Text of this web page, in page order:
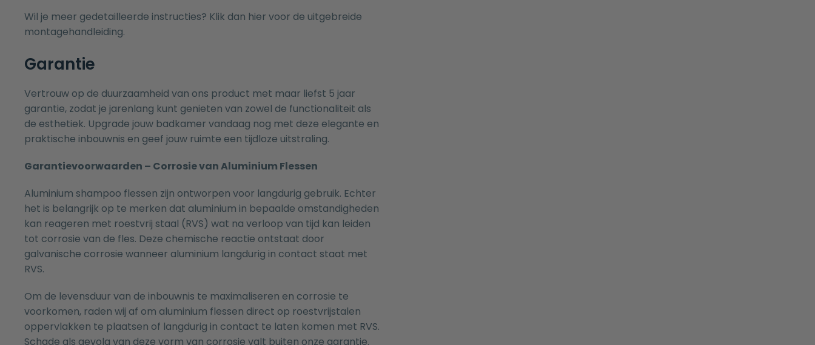
Wil je meer gedetailleerde instructies? Klik dan hier voor de uitgebreide
montagehandleiding.
Garantie
Vertrouw op de duurzaamheid van ons product met maar liefst 5 jaar
garantie, zodat je jarenlang kunt genieten van zowel de functionaliteit als
de esthetiek. Upgrade jouw badkamer vandaag nog met deze elegante en
praktische inbouwnis en geef jouw ruimte een tijdloze uitstraling.
Garantievoorwaarden – Corrosie van Aluminium Flessen
Aluminium shampoo flessen zijn ontworpen voor langdurig gebruik. Echter
het is belangrijk op te merken dat aluminium in bepaalde omstandigheden
kan reageren met roestvrij staal (RVS) wat na verloop van tijd kan leiden
tot corrosie van de fles. Deze chemische reactie ontstaat door
galvanische corrosie wanneer aluminium langdurig in contact staat met
RVS.
Om de levensduur van de inbouwnis te maximaliseren en corrosie te
voorkomen, raden wij af om aluminium flessen direct op roestvrijstalen
oppervlakken te plaatsen of langdurig in contact te laten komen met RVS.
Schade als gevolg van deze vorm van corrosie valt buiten onze garantie.